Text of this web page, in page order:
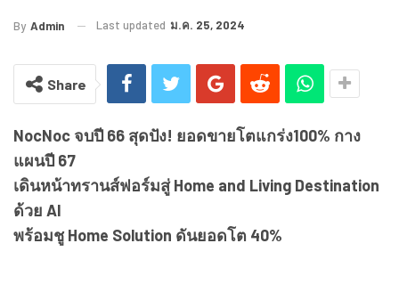
By Admin Last updated ม.ค. 25, 2024
Share
NocNoc จบปี 66 สุดปัง! ยอดขายโตแกร่ง100% กาง
แผนปี 67
เดินหน้าทรานส์ฟอร์มสู่ Home and Living Destination
ด้วย AI
พร้อมชู Home Solution ดันยอดโต 40%